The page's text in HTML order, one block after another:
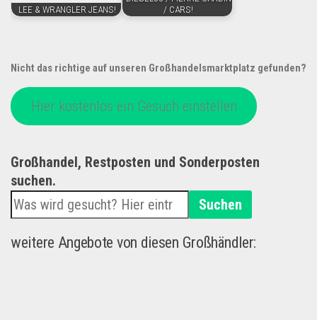
LEE & WRANGLER JEANS!
/ CARS!
Nicht das richtige auf unseren Großhandelsmarktplatz gefunden?
Hier kostenlos ein Gesuch einstellen
Großhandel, Restposten und Sonderposten
suchen.
Suchen
weitere Angebote von diesen Großhändler: